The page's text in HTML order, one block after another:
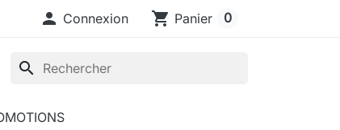
 Connexion shopping_cart Panier 0
search